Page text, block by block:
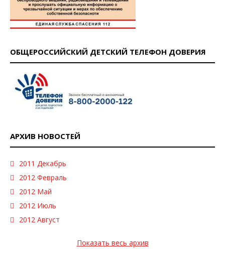
ОБЩЕРОССИЙСКИЙ ДЕТСКИЙ ТЕЛЕФОН ДОВЕРИЯ
АРХИВ НОВОСТЕЙ
2011 Декабрь
2012 Февраль
2012 Май
2012 Июль
2012 Август
Показать весь архив